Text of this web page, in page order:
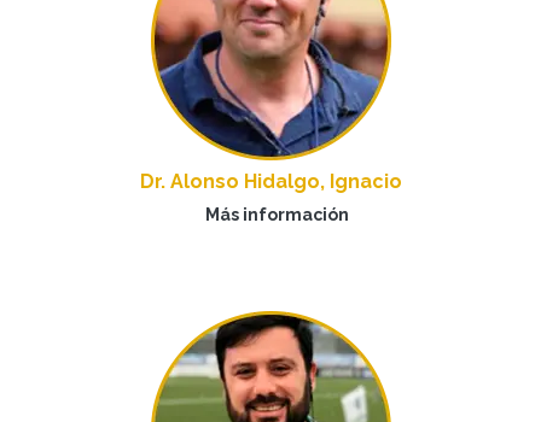
Dr. Alonso Hidalgo, Ignacio
Más información